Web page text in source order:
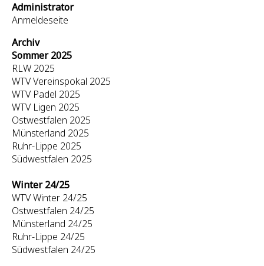
Administrator
Anmeldeseite
Archiv
Sommer 2025
RLW 2025
WTV Vereinspokal 2025
WTV Padel 2025
WTV Ligen 2025
Ostwestfalen 2025
Münsterland 2025
Ruhr-Lippe 2025
Südwestfalen 2025
Winter 24/25
WTV Winter 24/25
Ostwestfalen 24/25
Münsterland 24/25
Ruhr-Lippe 24/25
Südwestfalen 24/25